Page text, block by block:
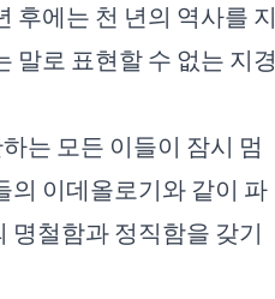
후에는 천 년의 역사를 지
말로 표현할 수 없는 지경
는 모든 이들이 잠시 멈
의 이데올로기와 같이 파
명철함과 정직함을 갖기